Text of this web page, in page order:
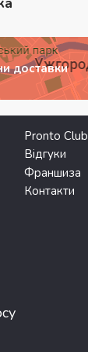
доставки
Pronto Club
Відгуки
Франшиза
Контакти